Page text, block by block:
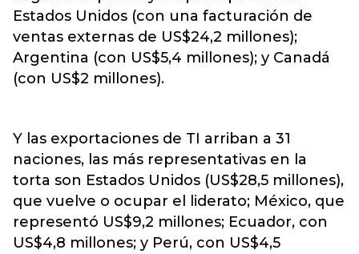
Estados Unidos (con una facturación de
ventas externas de US$24,2 millones);
Argentina (con US$5,4 millones); y Canadá
(con US$2 millones).
Y las exportaciones de TI arriban a 31
naciones, las más representativas en la
torta son Estados Unidos (US$28,5 millones),
que vuelve o ocupar el liderato; México, que
representó US$9,2 millones; Ecuador, con
US$4,8 millones; y Perú, con US$4,5